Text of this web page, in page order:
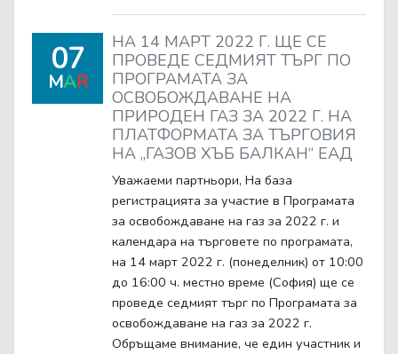
07
MAR
НА 14 МАРТ 2022 Г. ЩЕ СЕ
ПРОВЕДЕ СЕДМИЯТ ТЪРГ ПО
ПРОГРАМАТА ЗА
ОСВОБОЖДАВАНЕ НА
ПРИРОДЕН ГАЗ ЗА 2022 Г. НА
ПЛАТФОРМАТА ЗА ТЪРГОВИЯ
НА „ГАЗОВ ХЪБ БАЛКАН“ ЕАД
Уважаеми партньори, На база
регистрацията за участие в Програмата
за освобождаване на газ за 2022 г. и
календара на търговете по програмата,
на 14 март 2022 г. (понеделник) от 10:00
до 16:00 ч. местно време (София) ще се
проведе седмият търг по Програмата за
освобождаване на газ за 2022 г.
Обръщаме внимание, че един участник и